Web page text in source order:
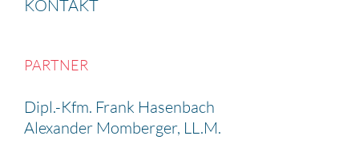
KONTAKT
PARTNER
Dipl.-Kfm. Frank Hasen­bach
Alexander Momberger, LL.M.